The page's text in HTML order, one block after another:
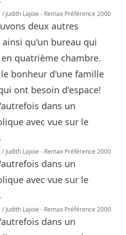
Judith Lajoie - Remax Préférence 2000
deux autres
qu'un bureau qui
quatrième chambre.
bonheur d'une famille
ont besoin d'espace!
Judith Lajoie - Remax Préférence 2000
Judith Lajoie - Remax Préférence 2000